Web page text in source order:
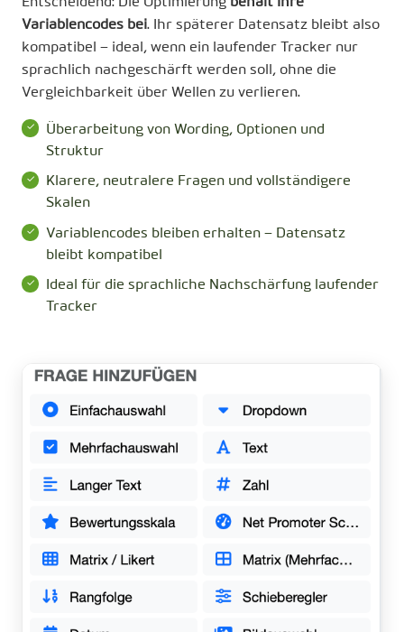
Variablencodes bei. Ihr späterer Datensatz bleibt also
kompatibel – ideal, wenn ein laufender Tracker nur
sprachlich nachgeschärft werden soll, ohne die
Vergleichbarkeit über Wellen zu verlieren.
Überarbeitung von Wording, Optionen und
Struktur
Klarere, neutralere Fragen und vollständigere
Skalen
Variablencodes bleiben erhalten – Datensatz
bleibt kompatibel
Ideal für die sprachliche Nachschärfung laufender
Tracker